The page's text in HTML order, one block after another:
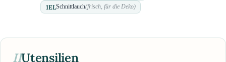
1ELSchnittlauch(frisch, für die Deko)
IIUtensilien